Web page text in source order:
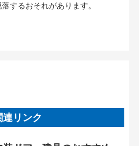
するおそれがあります。
リンク